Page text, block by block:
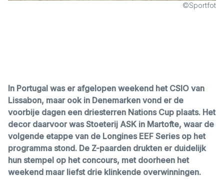
©Sportfot
In Portugal was er afgelopen weekend het CSIO van
Lissabon, maar ook in Denemarken vond er de
voorbije dagen een driesterren Nations Cup plaats. Het
decor daarvoor was Stoeterij ASK in Martofte, waar de
volgende etappe van de Longines EEF Series op het
programma stond. De Z-paarden drukten er duidelijk
hun stempel op het concours, met doorheen het
weekend maar liefst drie klinkende overwinningen.